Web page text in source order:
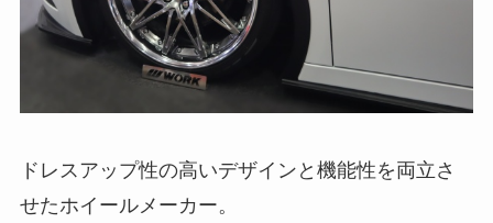
ドレスアップ性の高いデザインと機能性を両立さ
せたホイールメーカー。